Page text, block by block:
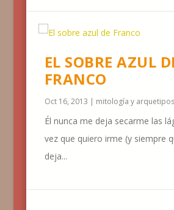
EL SOBRE AZUL
FRANCO
Oct 16, 2013 | mitología y arquetipos
Él nunca me deja secarme las
vez que quiero irme (y siempre
deja...